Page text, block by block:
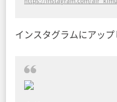
インスタグラムにアップ